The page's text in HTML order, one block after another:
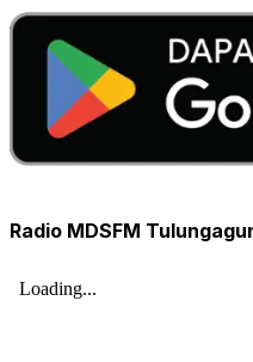
Radio MDSFM